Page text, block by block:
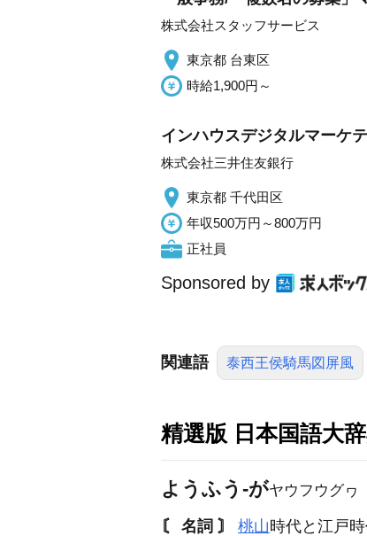
株式会社スタッフサービス
東京都 台東区
時給1,900円～
インハウスデジタルマーケ
株式会社三井住友銀行
東京都 千代田区
年収500万円～800万円
正社員
Sponsored by
関連語 泰西王侯騎馬図屏風
精選版 日本国語大
ようふう‐がヤウフウグヮ
〘 名詞 〙 桃山時代と江戸